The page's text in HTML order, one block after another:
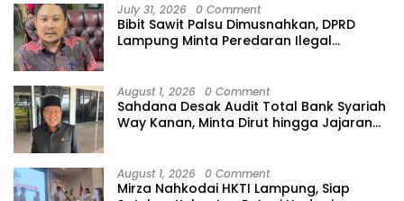
July 31, 2026 0 Comment
Bibit Sawit Palsu Dimusnahkan, DPRD
Lampung Minta Peredaran Ilegal
August 1, 2026 0 Comment
Sahdana Desak Audit Total Bank Syariah
Way Kanan, Minta Dirut hingga Jajaran
August 1, 2026 0 Comment
Mirza Nahkodai HKTI Lampung, Siap